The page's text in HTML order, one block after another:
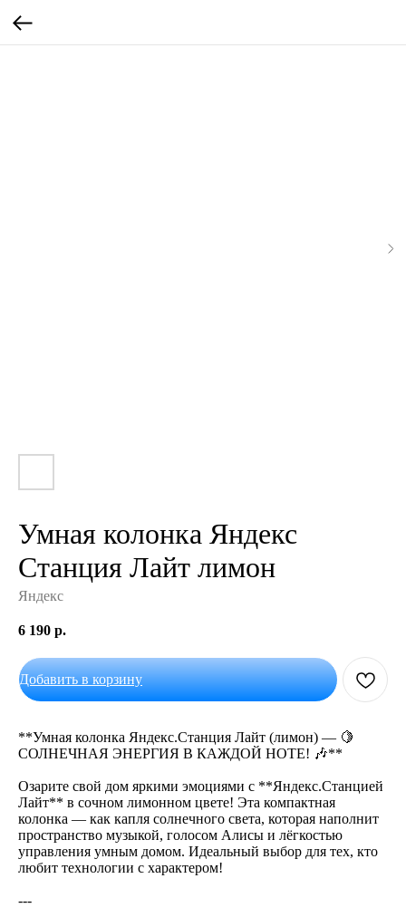
Умная колонка Яндекс
Станция Лайт лимон
Яндекс
6 190 р.
Добавить в корзину
**Умная колонка Яндекс.Станция Лайт (лимон) — 🍋
СОЛНЕЧНАЯ ЭНЕРГИЯ В КАЖДОЙ НОТЕ! 🎶**
Озарите свой дом яркими эмоциями с **Яндекс.Станцией
Лайт** в сочном лимонном цвете! Эта компактная
колонка — как капля солнечного света, которая наполнит
пространство музыкой, голосом Алисы и лёгкостью
управления умным домом. Идеальный выбор для тех, кто
любит технологии с характером!
---